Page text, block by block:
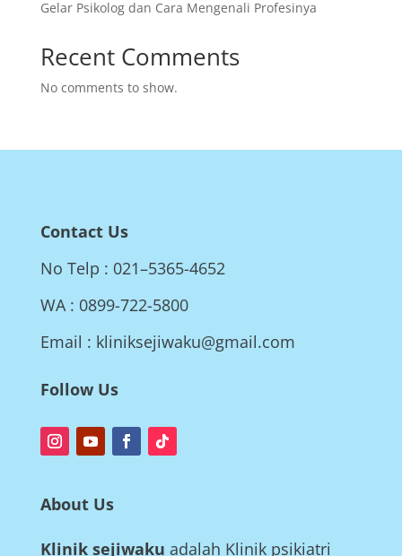
Gelar Psikolog dan Cara Mengenali Profesinya
Recent Comments
No comments to show.
Contact Us
No Telp : 021–5365-4652
WA : 0899-722-5800
Email : kliniksejiwaku@gmail.com
Follow Us
About Us
Klinik sejiwaku adalah Klinik psikiatri